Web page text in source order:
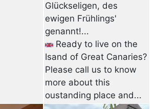
Glückseligen, des
ewigen Frühlings'
genannt!...
Ready to live on the
Isand of Great Canaries?
Please call us to know
more about this
oustanding place and...